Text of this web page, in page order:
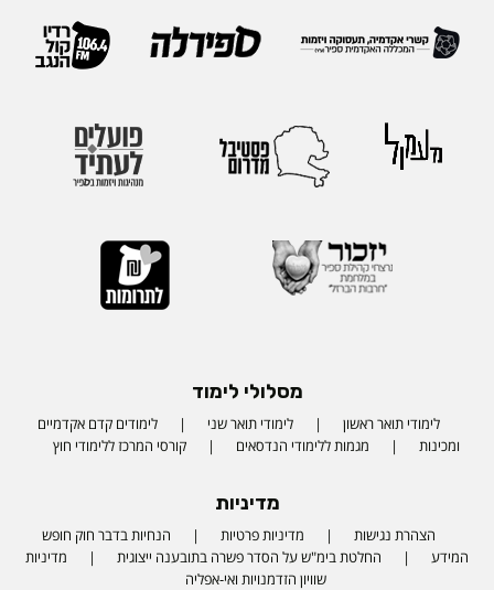
מסלולי לימוד
לימודי תואר ראשון לימודי תואר שני
לימודים קדם אקדמיים
ומכינות
מגמות ללימודי הנדסאים קורסי המרכז ללימודי חוץ
מדיניות
הצהרת נגישות מדיניות פרטיות
הנחיות בדבר חוק חופש
המידע
החלטת בימ"ש על הסדר פשרה בתובענה ייצוגית
מדיניות
שוויון הזדמנויות ואי-אפליה